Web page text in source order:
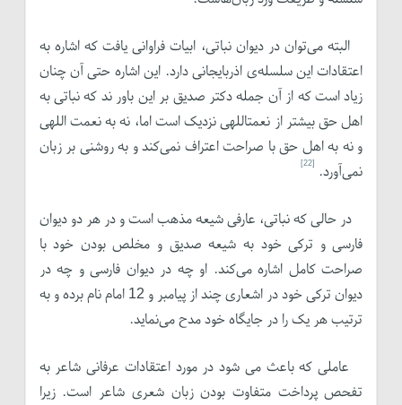
البته می‌توان در دیوان نباتی، ابیات فراوانی یافت که اشاره به
اعتقادات این سلسله‌‌ی اذربایجانی دارد. این اشاره حتی آن چنان
زیاد است که از آن جمله دکتر صدیق بر این باور ند که نباتی به
اهل حق بیشتر از نعمت­اللهی نزدیک است اما، نه به نعمت اللهی
و نه به اهل حق با صراحت اعتراف نمی‌کند و به روشنی بر زبان
نمی‌آورد. [22]
در حالی که نباتی، عارفی شیعه مذهب است و در هر دو دیوان
فارسی و ترکی خود به شیعه صدیق و مخلص بودن خود با
صراحت کامل اشاره می‌کند. او چه در دیوان فارسی و چه در
دیوان ترکی خود در اشعاری چند از پیامبر و 12 امام نام برده و به
ترتیب هر یک را در جایگاه خود مدح می‌نماید.
عاملی که باعث می شود در مورد اعتقادات عرفانی شاعر به
تفحص پرداخت متفاوت بودن زبان شعری شاعر است. زیرا